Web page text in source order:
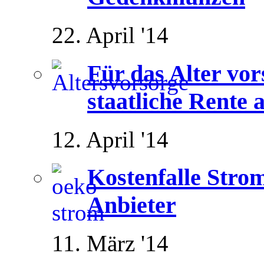
22. April '14
Für das Alter
staatliche Rente
12. April '14
Kostenfalle
Anbieter
11. März '14